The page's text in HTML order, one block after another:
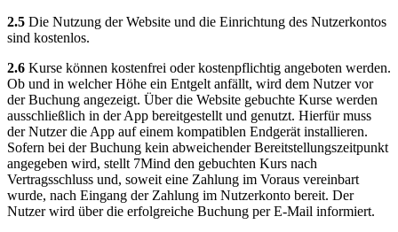
2.5 Die Nutzung der Website und die Einrichtung des Nutzerkontos
sind kostenlos.
2.6 Kurse können kostenfrei oder kostenpflichtig angeboten werden.
Ob und in welcher Höhe ein Entgelt anfällt, wird dem Nutzer vor
der Buchung angezeigt. Über die Website gebuchte Kurse werden
ausschließlich in der App bereitgestellt und genutzt. Hierfür muss
der Nutzer die App auf einem kompatiblen Endgerät installieren.
Sofern bei der Buchung kein abweichender Bereitstellungszeitpunkt
angegeben wird, stellt 7Mind den gebuchten Kurs nach
Vertragsschluss und, soweit eine Zahlung im Voraus vereinbart
wurde, nach Eingang der Zahlung im Nutzerkonto bereit. Der
Nutzer wird über die erfolgreiche Buchung per E-Mail informiert.